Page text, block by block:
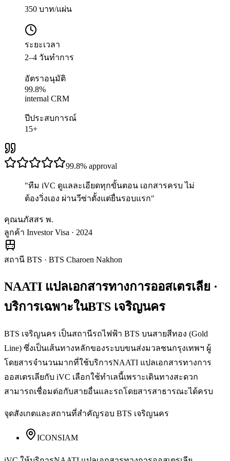
350 บาท/แผ่น
ระยะเวลา
2–4 วันทำการ
อัตราอนุมัติ
99.8%
internal CRM
ปีประสบการณ์
15+
99.8% approval
"ทีม iVC ดูแลละเอียดทุกขั้นตอน เอกสารครบ ไม่
ต้องวิ่งเอง ผ่านวีซ่าตั้งแต่ยื่นรอบแรก"
คุณนภัสสร พ.
ลูกค้า Investor Visa · 2024
สถานี BTS · BTS Charoen Nakhon
NAATI แปลเอกสารทางการออสเตรเลีย ·
บริการเฉพาะในBTS เจริญนคร
BTS เจริญนคร เป็นสถานีรถไฟฟ้า BTS บนสายสีทอง (Gold
Line) ซึ่งเป็นเส้นทางหลักของระบบขนส่งมวลชนกรุงเทพฯ ผู้
โดยสารจำนวนมากที่ใช้บริการNAATI แปลเอกสารทางการ
ออสเตรเลียกับ iVC เลือกใช้ทำเลนี้เพราะเดินทางสะดวก
สามารถเชื่อมต่อกับสายอื่นและรถโดยสารสาธารณะได้ครบ
จุดสังเกตและสถานที่สำคัญรอบ BTS เจริญนคร
ICONSIAM